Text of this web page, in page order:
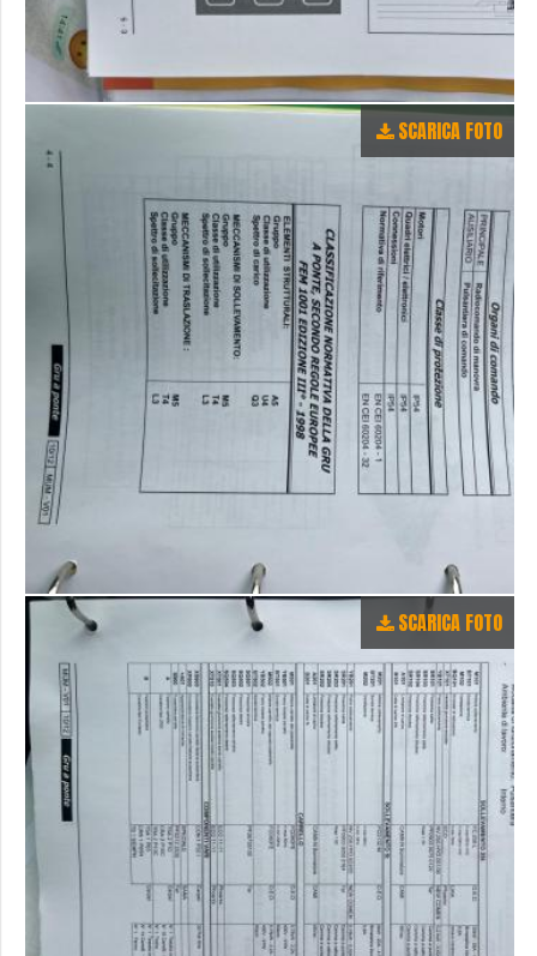
SCARICA FOTO
SCARICA FOTO